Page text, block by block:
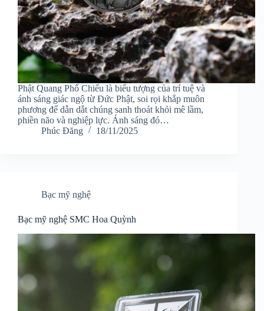
Phật Quang Phổ Chiếu là biểu tượng của trí tuệ và
ánh sáng giác ngộ từ Đức Phật, soi rọi khắp muôn
phương để dẫn dắt chúng sanh thoát khỏi mê lầm,
phiền não và nghiệp lực. Ánh sáng đó…
Phúc Đăng
18/11/2025
Bạc mỹ nghệ
Bạc mỹ nghệ SMC Hoa Quỳnh